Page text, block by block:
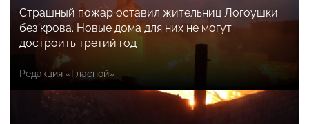
Страшный пожар оставил жительниц Логоушки
без крова. Новые дома для них не могут
достроить третий год
Редакция «Гласной»